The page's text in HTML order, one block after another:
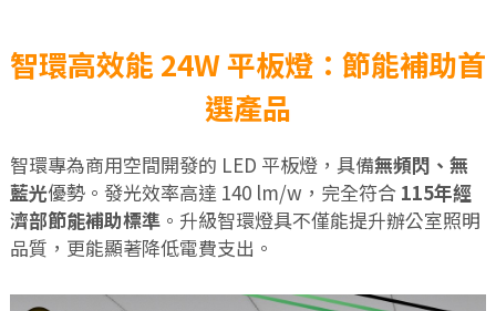
智環高效能 24W 平板燈：節能補助首
選產品
智環專為商用空間開發的 LED 平板燈，具備無頻閃、無
藍光優勢。發光效率高達 140 lm/w，完全符合 115年經
濟部節能補助標準。升級智環燈具不僅能提升辦公室照明
品質，更能顯著降低電費支出。